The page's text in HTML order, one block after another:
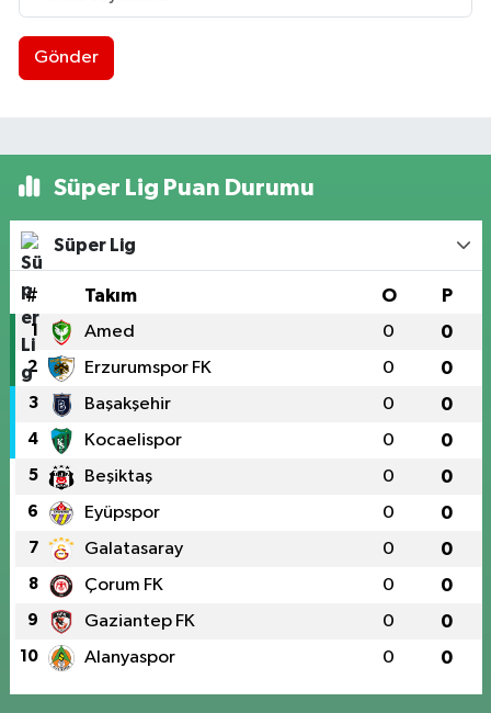
Gönder
Süper Lig Puan Durumu
Süper Lig
# Takım O P
1 Amed 0 0
2 Erzurumspor FK 0 0
3 Başakşehir 0 0
4 Kocaelispor 0 0
5 Beşiktaş 0 0
6 Eyüpspor 0 0
7 Galatasaray 0 0
8 Çorum FK 0 0
9 Gaziantep FK 0 0
10 Alanyaspor 0 0